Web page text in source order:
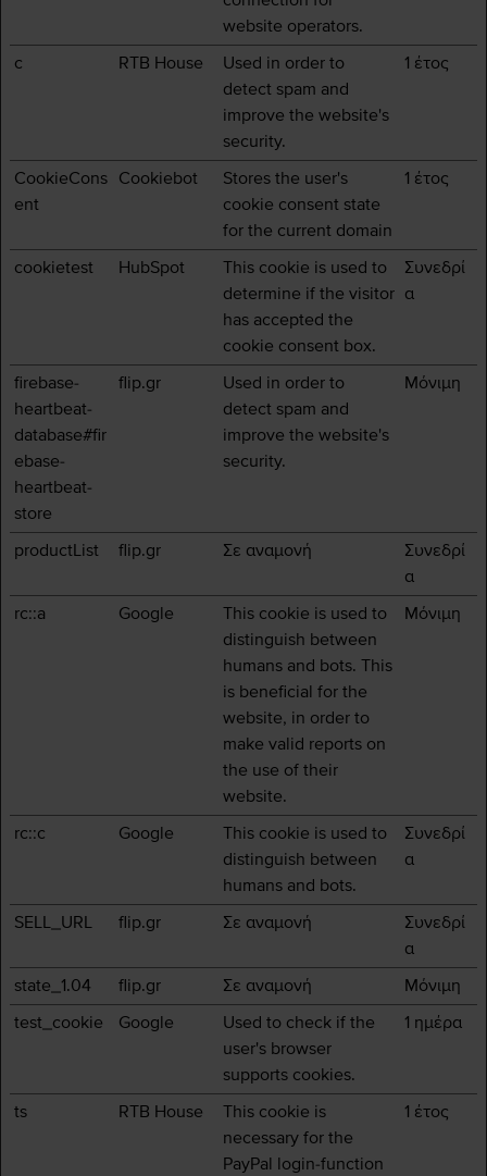
website operators.
c
RTB House
Used in order to
detect spam and
improve the website's
security.
1 έτος
CookieCons
ent
Cookiebot
Stores the user's
cookie consent state
for the current domain
1 έτος
cookietest HubSpot
This cookie is used to
determine if the visitor
has accepted the
cookie consent box.
Συνεδρί
α
firebase-
heartbeat-
database#fir
ebase-
heartbeat-
store
flip.gr
Used in order to
detect spam and
improve the website's
security.
Μόνιμη
productList flip.gr Σε αναμονή
Συνεδρί
α
rc::a
Google
This cookie is used to
distinguish between
humans and bots. This
is beneficial for the
website, in order to
make valid reports on
the use of their
website.
Μόνιμη
rc::c Google
This cookie is used to
distinguish between
humans and bots.
Συνεδρί
α
SELL_URL flip.gr Σε αναμονή
Συνεδρί
α
state_1.04
flip.gr Σε αναμονή
Μόνιμη
test_cookie
Google
Used to check if the
user's browser
supports cookies.
1 ημέρα
ts RTB House
This cookie is
necessary for the
PayPal login-function
1 έτος